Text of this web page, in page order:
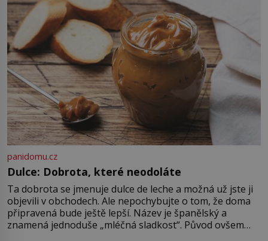
zastáncem stoicismu, učení, […]
panidomu.cz
Dulce: Dobrota, které neodoláte
Ta dobrota se jmenuje dulce de leche a možná už jste ji
objevili v obchodech. Ale nepochybujte o tom, že doma
připravená bude ještě lepší. Název je španělský a
znamená jednoduše „mléčná sladkost“. Původ ovšem